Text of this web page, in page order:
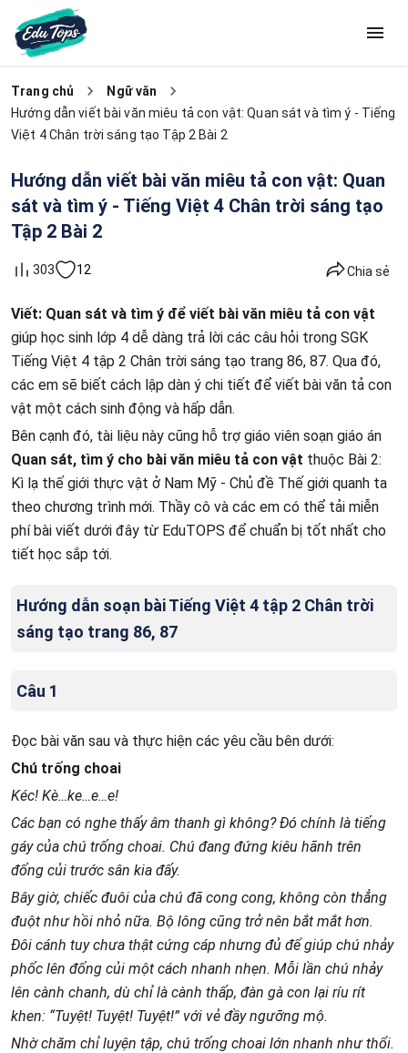
Trang chủ
Ngữ văn
Hướng dẫn viết bài văn miêu tả con vật: Quan sát và tìm ý - Tiếng
Việt 4 Chân trời sáng tạo Tập 2 Bài 2
Hướng dẫn viết bài văn miêu tả con vật: Quan
sát và tìm ý - Tiếng Việt 4 Chân trời sáng tạo
Tập 2 Bài 2
303 12 Chia sẻ
Viết: Quan sát và tìm ý để viết bài văn miêu tả con vật
giúp học sinh lớp 4 dễ dàng trả lời các câu hỏi trong SGK
Tiếng Việt 4 tập 2 Chân trời sáng tạo trang 86, 87. Qua đó,
các em sẽ biết cách lập dàn ý chi tiết để viết bài văn tả con
vật một cách sinh động và hấp dẫn.
Bên cạnh đó, tài liệu này cũng hỗ trợ giáo viên soạn giáo án
Quan sát, tìm ý cho bài văn miêu tả con vật thuộc Bài 2:
Kì lạ thế giới thực vật ở Nam Mỹ - Chủ đề Thế giới quanh ta
theo chương trình mới. Thầy cô và các em có thể tải miễn
phí bài viết dưới đây từ EduTOPS để chuẩn bị tốt nhất cho
tiết học sắp tới.
Hướng dẫn soạn bài Tiếng Việt 4 tập 2 Chân trời
sáng tạo trang 86, 87
Câu 1
Đọc bài văn sau và thực hiện các yêu cầu bên dưới:
Chú trống choai
Kéc! Kè…ke…e…e!
Các bạn có nghe thấy âm thanh gì không? Đó chính là tiếng
gáy của chú trống choai. Chú đang đứng kiêu hãnh trên
đống củi trước sân kia đấy.
Bây giờ, chiếc đuôi của chú đã cong cong, không còn thẳng
đuột như hồi nhỏ nữa. Bộ lông cũng trở nên bắt mắt hơn.
Đôi cánh tuy chưa thật cứng cáp nhưng đủ để giúp chú nhảy
phốc lên đống củi một cách nhanh nhẹn. Mỗi lần chú nhảy
lên cành chanh, dù chỉ là cành thấp, đàn gà con lại ríu rít
khen: “Tuyệt! Tuyệt! Tuyệt!” với vẻ đầy ngưỡng mộ.
Nhờ chăm chỉ luyện tập, chú trống choai lớn nhanh như thổi.